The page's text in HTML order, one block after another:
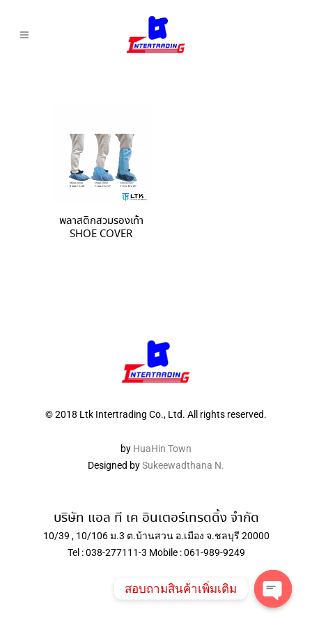
พลาสติกสวมรองเท้า
SHOE COVER
© 2018 Ltk Intertrading Co., Ltd. All rights reserved.
by HuaHin Town
Designed bySukeewadthana N.
บริษัท แอล ที เค อินเตอร์เทรดดิ้ง จำกัด
10/39 , 10/106 ม.3 ต.บ้านสวน อ.เมือง จ.ชลบุรี 20000
Tel : 038-277111-3 Mobile : 061-989-9249
สอบถามสินค้าเพิ่มเติม
Open